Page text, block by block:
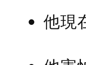
他現